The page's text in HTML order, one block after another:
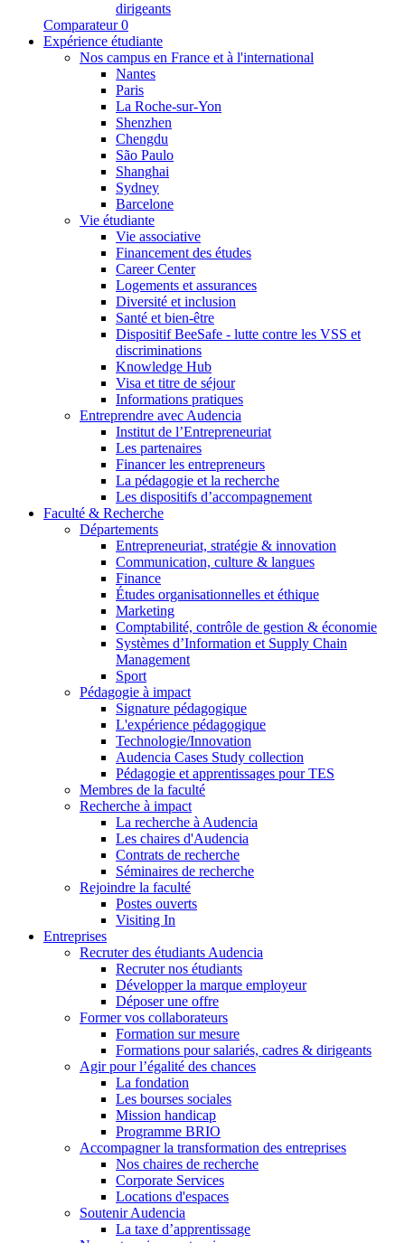
dirigeants
Comparateur 0
Expérience étudiante
Nos campus en France et à l'international
Nantes
Paris
La Roche-sur-Yon
Shenzhen
Chengdu
São Paulo
Shanghai
Sydney
Barcelone
Vie étudiante
Vie associative
Financement des études
Career Center
Logements et assurances
Diversité et inclusion
Santé et bien-être
Dispositif BeeSafe - lutte contre les VSS et
discriminations
Knowledge Hub
Visa et titre de séjour
Informations pratiques
Entreprendre avec Audencia
Institut de l’Entrepreneuriat
Les partenaires
Financer les entrepreneurs
La pédagogie et la recherche
Les dispositifs d’accompagnement
Faculté & Recherche
Départements
Entrepreneuriat, stratégie & innovation
Communication, culture & langues
Finance
Études organisationnelles et éthique
Marketing
Comptabilité, contrôle de gestion & économie
Systèmes d’Information et Supply Chain
Management
Sport
Pédagogie à impact
Signature pédagogique
L'expérience pédagogique
Technologie/Innovation
Audencia Cases Study collection
Pédagogie et apprentissages pour TES
Membres de la faculté
Recherche à impact
La recherche à Audencia
Les chaires d'Audencia
Contrats de recherche
Séminaires de recherche
Rejoindre la faculté
Postes ouverts
Visiting In
Entreprises
Recruter des étudiants Audencia
Recruter nos étudiants
Développer la marque employeur
Déposer une offre
Former vos collaborateurs
Formation sur mesure
Formations pour salariés, cadres & dirigeants
Agir pour l’égalité des chances
La fondation
Les bourses sociales
Mission handicap
Programme BRIO
Accompagner la transformation des entreprises
Nos chaires de recherche
Corporate Services
Locations d'espaces
Soutenir Audencia
La taxe d’apprentissage